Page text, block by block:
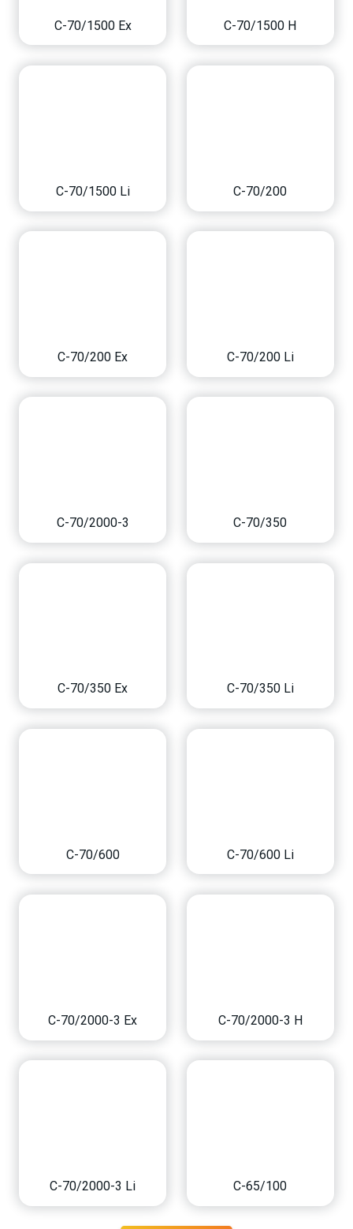
C-70/1500 Ex C-70/1500 H
C-70/1500 Li C-70/200
C-70/200 Ex C-70/200 Li
C-70/2000-3 C-70/350
C-70/350 Ex C-70/350 Li
C-70/600 C-70/600 Li
C-70/2000-3 Ex C-70/2000-3 H
C-70/2000-3 Li C-65/100